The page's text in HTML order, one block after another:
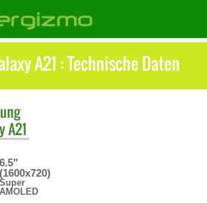
A21 : Technische Daten
A21
6.5"
(1600x720)
Super
AMOLED